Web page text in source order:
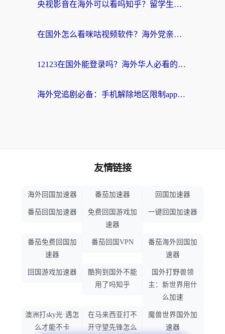
央视影音在海外可以看吗知乎？留学生亲测：3步解决地域限制+追剧自由
在国外怎么看咪咕视频软件？海外党亲测有效的回国加速方案
12123在国外能登录吗？海外华人必看的回国加速实用指南
海外党追剧必备：手机解除地区限制app怎么选？解决央视视频&国内剧地区限制全指南
友情链接
海外回国加速器 番茄加速器 回国加速器
番茄回国加速器
免费回国游戏加
速器
一键回国加速器
番茄免费回国加
速器
番茄回国VPN
番茄海外回国加
速器
回国游戏加速器
酷狗到国外不能
用了吗知乎
国外打野兽领
主：新世界用什
么加速
澳洲打sky光·遇怎
么才能不卡
在马来西亚打不
开守望先锋怎么
魔兽世界国外加
速器